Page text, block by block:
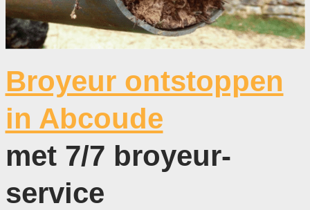
Broyeur ontstoppen
in Abcoude
met 7/7 broyeur-
service